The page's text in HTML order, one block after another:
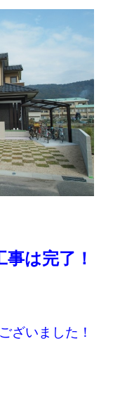
は完了！
ざいました！